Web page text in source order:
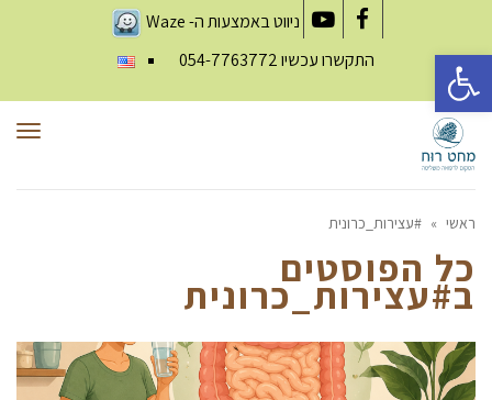
Facebook
YouTube
ניווט באמצעות ה-Waze
התקשרו עכשיו054-7763772
ראשי » #עצירות_כרונית
כל הפוסטים
ב#עצירות_כרונית
פתח סרגל נגישות